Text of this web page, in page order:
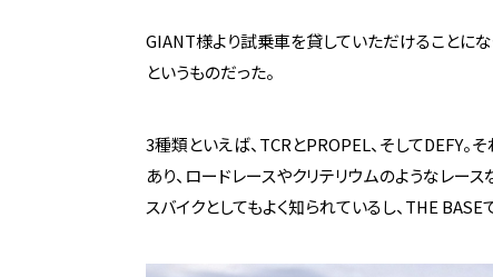
GIANT様より試乗車を貸していただけることに
というものだった。
3種類といえば、TCRとPROPEL、そしてDEFY
あり、ロードレースやクリテリウムのようなレー
スバイクとしてもよく知られているし、THE